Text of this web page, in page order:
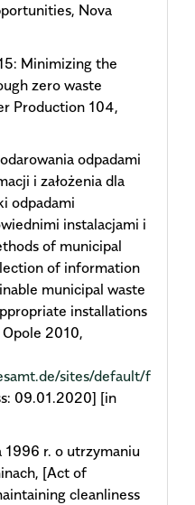
Nova
Minimizing the
zero waste
Production 104,
odpadami
i założenia dla
odpadami
instalacjami i
of municipal
of information
municipal waste
installations
2010,
sites/default/f
09.01.2020] [in
1996 r. o utrzymaniu
[Act of
cleanliness